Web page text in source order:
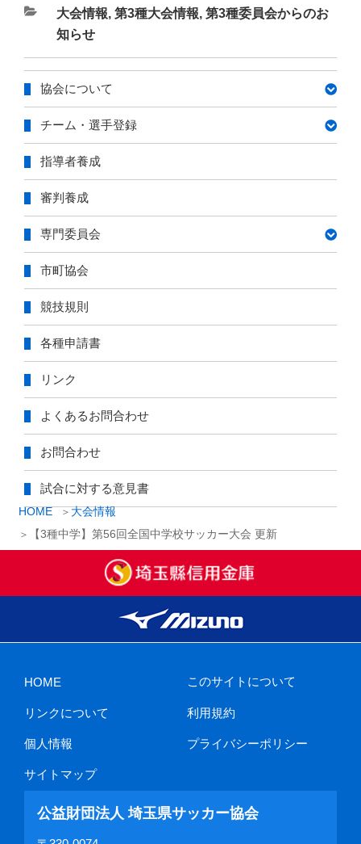
HOME
大会情報
【3種中学】第56回全国中学校サッカー大会 更新
カ
テ
ゴ
ー
大会情報, 第3種大会情報, 第3種委員会からのお
知らせ
協会について
チーム・選手登録
指導者養成
審判養成
専門委員会
市町協会
競技規則
各種申請書
リンク
よくあるお問合わせ
お問合わせ
試合に対する意見書
HOME このサイトについて
リンクについて 利用規約
個人情報 プライバシーポリシー
サイトマップ
公益財団法人 埼玉県サッカー協会